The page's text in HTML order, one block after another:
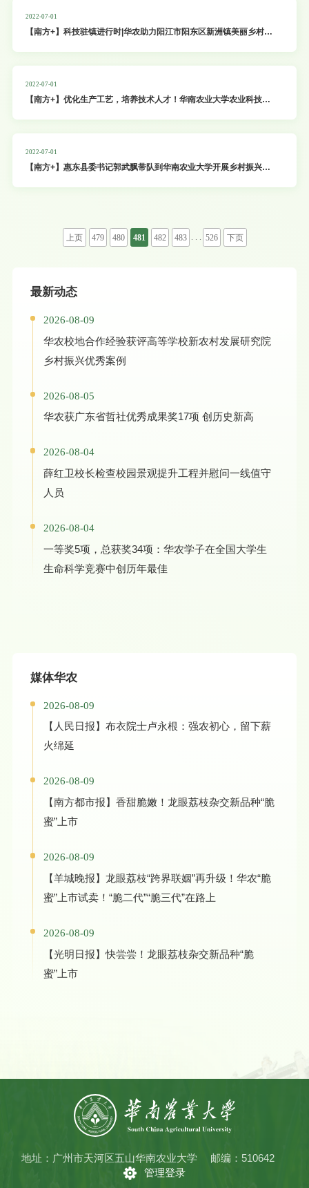
2022-07-01
【南方+】科技驻镇进行时|华农助力阳江市阳东区新洲镇美丽乡村建
2022-07-01
【南方+】优化生产工艺，培养技术人才！华南农业大学农业科技特
2022-07-01
【南方+】惠东县委书记郭武飘带队到华南农业大学开展乡村振兴专
上页 479 480 481 482 483 . . . 526 下页
最新动态
2026-08-09
华农校地合作经验获评高等学校新农村发展研究院
乡村振兴优秀案例
2026-08-05
华农获广东省哲社优秀成果奖17项 创历史新高
2026-08-04
薛红卫校长检查校园景观提升工程并慰问一线值守
人员
2026-08-04
一等奖5项，总获奖34项：华农学子在全国大学生
生命科学竞赛中创历年最佳
媒体华农
2026-08-09
【人民日报】布衣院士卢永根：强农初心，留下薪
火绵延
2026-08-09
【南方都市报】香甜脆嫩！龙眼荔枝杂交新品种“脆
蜜”上市
2026-08-09
【羊城晚报】龙眼荔枝“跨界联姻”再升级！华农“脆
蜜”上市试卖！“脆二代”“脆三代”在路上
2026-08-09
【光明日报】快尝尝！龙眼荔枝杂交新品种“脆
蜜”上市
地址：广州市天河区五山华南农业大学
邮编：510642
管理登录